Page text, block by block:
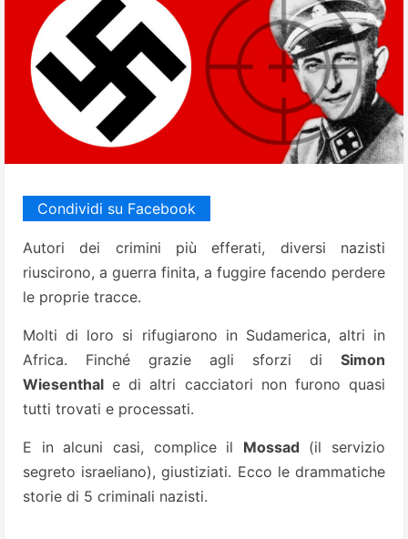
Condividi su Facebook
Autori dei crimini più efferati, diversi nazisti
riuscirono, a guerra finita, a fuggire facendo perdere
le proprie tracce.
Molti di loro si rifugiarono in Sudamerica, altri in
Africa. Finché grazie agli sforzi di Simon
Wiesenthal e di altri cacciatori non furono quasi
tutti trovati e processati.
E in alcuni casi, complice il Mossad (il servizio
segreto israeliano), giustiziati. Ecco le drammatiche
storie di 5 criminali nazisti.